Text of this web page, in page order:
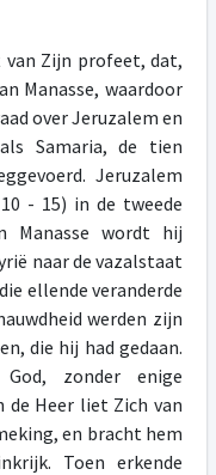
van Zijn profeet, dat,
Manasse, waardoor
over Jeruzalem en
Samaria, de tien
Jeruzalem
- 15) in de tweede
Manasse wordt hij
naar de vazalstaat
ellende veranderde
werden zijn
die hij had gedaan.
zonder enige
de Heer liet Zich van
en bracht hem
Toen erkende